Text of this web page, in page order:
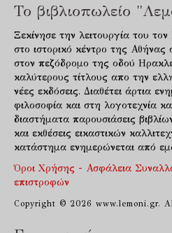
Το βιβλιοπωλείο
Ξεκίνησε την λειτουργία του
στο ιστορικό κέντρο της Αθήνας
στον πεζόδρομο της οδού
καλύτερους τίτλους απο την
νέες εκδόσεις. Διαθέτει άρτια
φιλοσοφία και στη λογοτεχνία
διαστήματα παρουσιάσεις
και εκθέσεις εικαστικών
κατάστημα ενημερώνεται από
Όροι Χρήσης - Ασφάλεια
επιστροφών
Copyright © 2026 www.lemoni.gr.